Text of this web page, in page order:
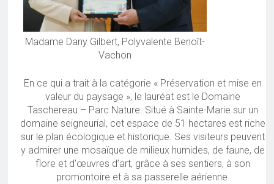
Madame Dany Gilbert, Polyvalente Benoît-
Vachon
En ce qui a trait à la catégorie « Préservation et mise en
valeur du paysage », le lauréat est le Domaine
Taschereau – Parc Nature. Situé à Sainte-Marie sur un
domaine seigneurial, cet espace de 51 hectares est riche
sur le plan écologique et historique. Ses visiteurs peuvent
y admirer une mosaïque de milieux humides, de faune, de
flore et d’œuvres d’art, grâce à ses sentiers, à son
promontoire et à sa passerelle aérienne.